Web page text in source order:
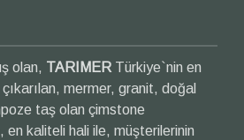
olan, TARIMERTürkiye`nin en
mermer, granit, doğal
taş olan çimstone
en kaliteli hali ile, müşterilerinin